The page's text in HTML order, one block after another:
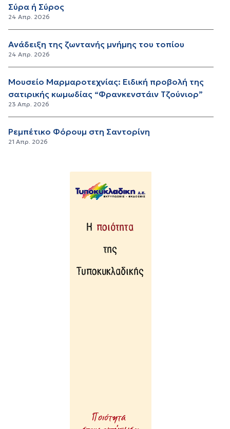
Σύρα ή Σύρος
24 Απρ. 2026
Ανάδειξη της ζωντανής μνήμης του τοπίου
24 Απρ. 2026
Μουσείο Μαρμαροτεχνίας: Ειδική προβολή της
σατιρικής κωμωδίας “Φρανκενστάιν Τζούνιορ”
23 Απρ. 2026
Ρεμπέτικο Φόρουμ στη Σαντορίνη
21 Απρ. 2026